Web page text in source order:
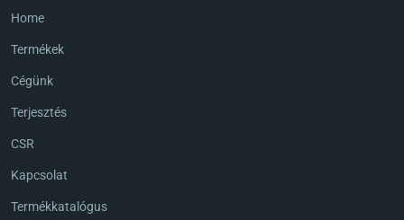
Home
Termékek
Cégünk
Terjesztés
CSR
Kapcsolat
Termékkatalógus